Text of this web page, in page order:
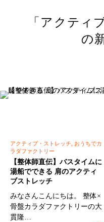
「アクティ
の
アクティブ・ストレッチ, おうちでカ
ラダファクトリー
【整体師直伝】バスタイムに
湯船でできる 肩のアクティ
ブストレッチ
みなさんこんにちは。 整体×
骨盤カラダファクトリーの大
貫隆…